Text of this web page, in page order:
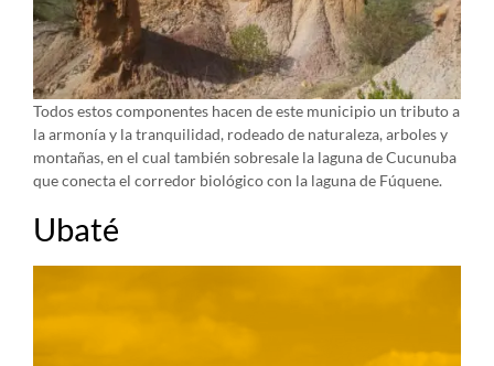
Todos estos componentes hacen de este municipio un tributo a
la armonía y la tranquilidad, rodeado de naturaleza, arboles y
montañas, en el cual también sobresale la laguna de Cucunuba
que conecta el corredor biológico con la laguna de Fúquene.
Ubaté